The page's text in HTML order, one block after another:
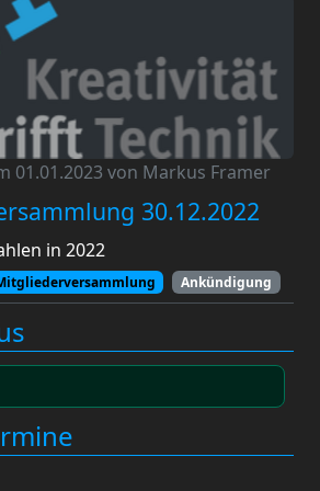
01.01.2023 von Markus Framer
30.12.2022
in 2022
Ankündigung